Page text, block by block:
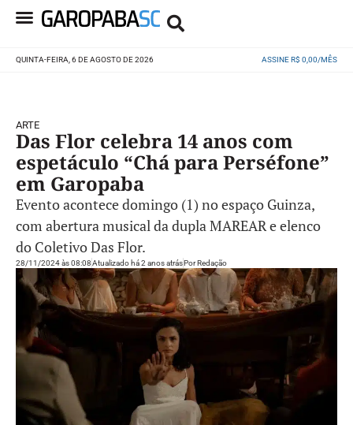
QUINTA-FEIRA, 6 DE AGOSTO DE 2026 ASSINE R$ 0,00/MÊS
ARTE
Das Flor celebra 14 anos com
espetáculo “Chá para Perséfone”
em Garopaba
Evento acontece domingo (1) no espaço Guinza,
com abertura musical da dupla MAREAR e elenco
do Coletivo Das Flor.
28/11/2024 às 08:08Atualizado há 2 anos atrásPorRedação